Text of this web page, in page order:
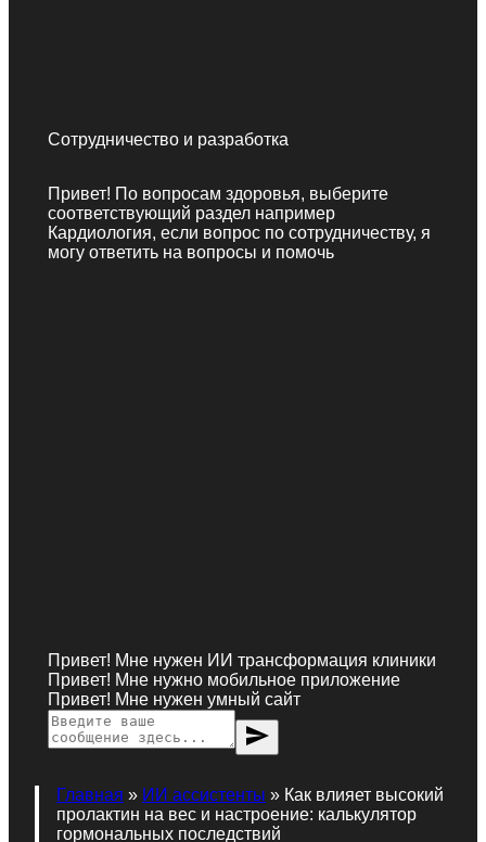
Сотрудничество и разработка
Привет! По вопросам здоровья, выберите
соответствующий раздел например
Кардиология, если вопрос по сотрудничеству, я
могу ответить на вопросы и помочь
Привет! Мне нужен ИИ трансформация клиники
Привет! Мне нужно мобильное приложение
Привет! Мне нужен умный сайт
send
Главная » ИИ ассистенты » Как влияет высокий
пролактин на вес и настроение: калькулятор
гормональных последствий